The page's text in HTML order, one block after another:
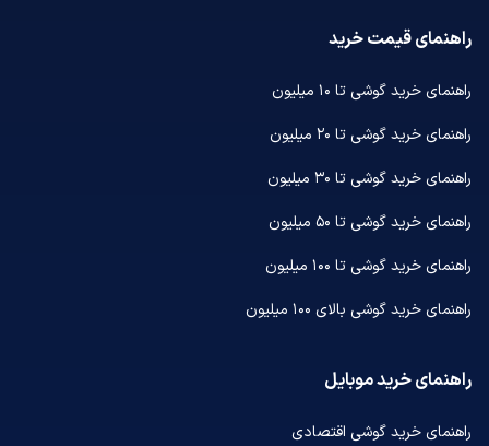
راهنمای قیمت خرید
راهنمای خرید گوشی تا ۱۰ میلیون
راهنمای خرید گوشی تا ۲۰ میلیون
راهنمای خرید گوشی تا ۳۰ میلیون
راهنمای خرید گوشی تا ۵۰ میلیون
راهنمای خرید گوشی تا ۱۰۰ میلیون
راهنمای خرید گوشی بالای ۱۰۰ میلیون
راهنمای خرید موبایل
راهنمای خرید گوشی اقتصادی